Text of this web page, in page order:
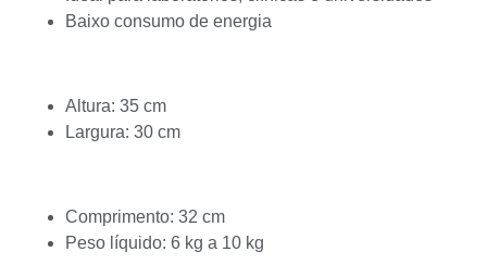
Baixo consumo de energia
Altura: 35 cm
Largura: 30 cm
Comprimento: 32 cm
Peso líquido: 6 kg a 10 kg